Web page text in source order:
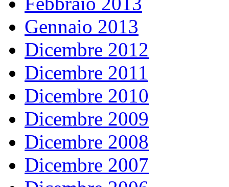
Gennaio 2013
Dicembre 2012
Dicembre 2011
Dicembre 2010
Dicembre 2009
Dicembre 2008
Dicembre 2007